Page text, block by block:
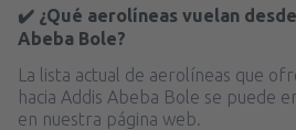
✔️ ¿Qué aerolíneas vuelan
Abeba Bole?
La lista actual de aerolíneas que
hacia Addis Abeba Bole se puede
en nuestra página web.